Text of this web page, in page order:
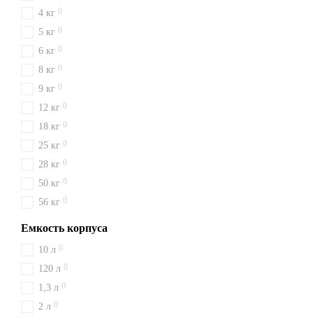
4 кг 0
5 кг 0
6 кг 0
8 кг 0
9 кг 0
12 кг 0
18 кг 0
25 кг 0
28 кг 0
50 кг 0
56 кг 0
Емкость корпуса
10 л 0
120 л 0
1,3 л 0
2 л 0